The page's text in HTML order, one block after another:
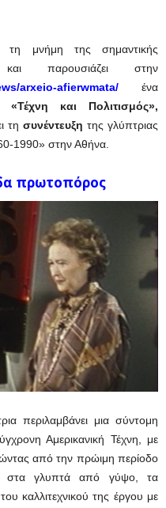
τη μνήμη της σημαντικής
και παρουσιάζει στην
arxeio-afierwmata/ ένα
«Τέχνη και Πολιτισμός»,
τη συνέντευξη της γλύπτριας
1990» στην Αθήνα.
πρωτοπόρος
περιλαμβάνει μια σύντομη
Αμερικανική Τέχνη, με
από την πρώιμη περίοδο
στα γλυπτά από γύψο, τα
καλλιτεχνικού της έργου με